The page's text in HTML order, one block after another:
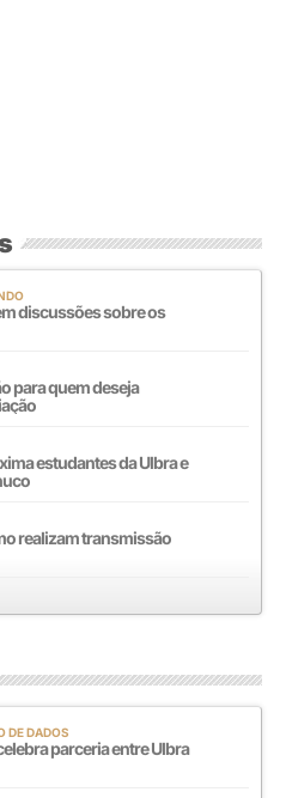
discussões sobre os
para quem deseja
estudantes da Ulbra e
realizam transmissão
DE DADOS
parceria entre Ulbra